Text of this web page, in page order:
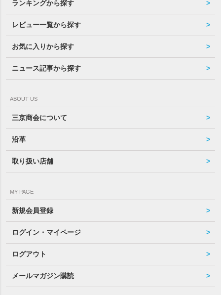
ランキングから探す
レビュー一覧から探す
お気に入りから探す
ニュース記事から探す
ABOUT US
三京商会について
沿革
取り扱い店舗
MY PAGE
新規会員登録
ログイン・マイページ
ログアウト
メールマガジン購読